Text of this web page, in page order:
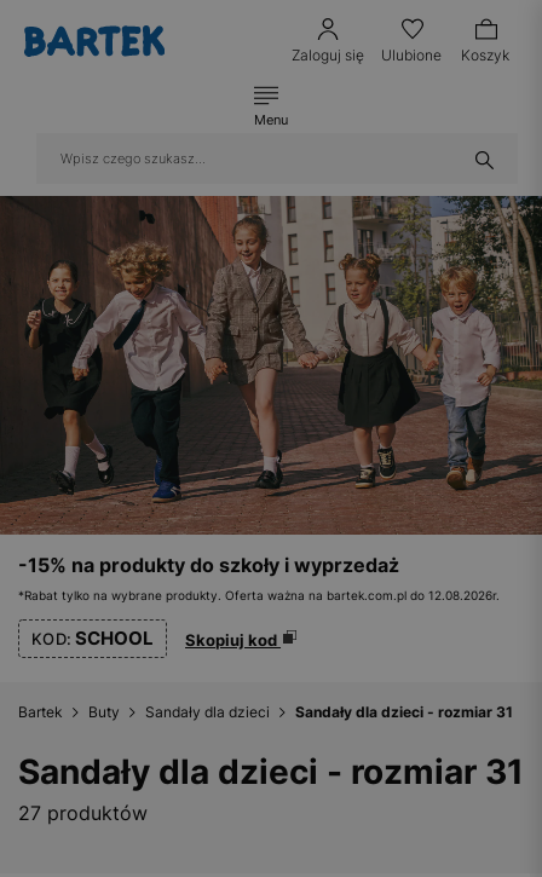
Zaloguj się Ulubione Koszyk
Menu
-15% na produkty do szkoły i wyprzedaż
*Rabat tylko na wybrane produkty. Oferta ważna na bartek.com.pl do 12.08.2026r.
KOD: SCHOOL Skopiuj kod
Bartek Buty Sandały dla dzieci Sandały dla dzieci - rozmiar 31
Sandały dla dzieci - rozmiar 31
27 produktów